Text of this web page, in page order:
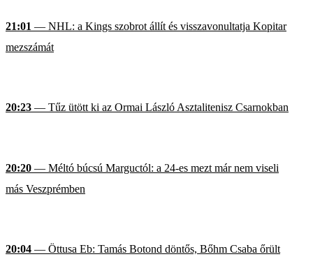
21:01 — NHL: a Kings szobrot állít és visszavonultatja Kopitar
mezszámát
20:23 — Tűz ütött ki az Ormai László Asztalitenisz Csarnokban
20:20 — Méltó búcsú Marguctól: a 24-es mezt már nem viseli
más Veszprémben
20:04 — Öttusa Eb: Tamás Botond döntős, Bőhm Csaba őrült